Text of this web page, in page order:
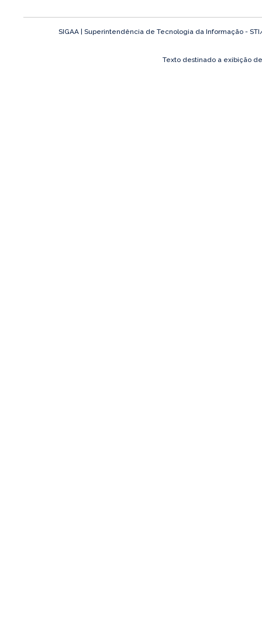
SIGAA | Superintendência de Tecnologia da Informação -
Texto destinado a exibição